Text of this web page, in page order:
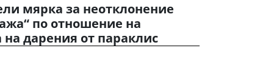
мярка за неотклонение
по отношение на
дарения от параклис